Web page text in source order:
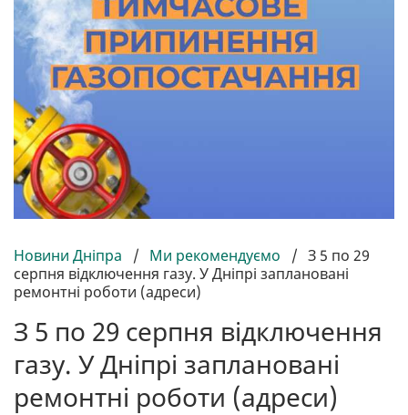
Новини Дніпра / Ми рекомендуємо / З 5 по 29
серпня відключення газу. У Дніпрі заплановані
ремонтні роботи (адреси)
З 5 по 29 серпня відключення
газу. У Дніпрі заплановані
ремонтні роботи (адреси)